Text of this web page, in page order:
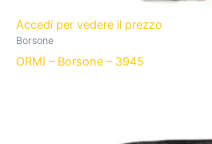
Accedi per vedere il prezzo
Borsone
ORMI – Borsone – 3945